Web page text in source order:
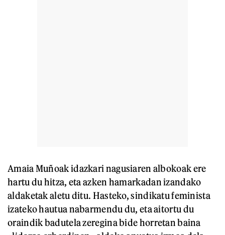
Amaia Muñoak idazkari nagusiaren albokoak ere
hartu du hitza, eta azken hamarkadan izandako
aldaketak aletu ditu. Hasteko, sindikatu feminista
izateko hautua nabarmendu du, eta aitortu du
oraindik badutela zeregina bide horretan baina